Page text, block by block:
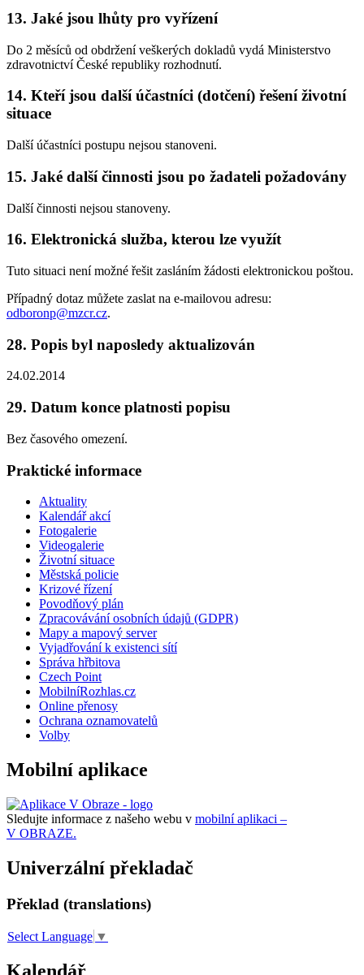
13. Jaké jsou lhůty pro vyřízení
Do 2 měsíců od obdržení veškerých dokladů vydá Ministerstvo
zdravotnictví České republiky rozhodnutí.
14. Kteří jsou další účastníci (dotčení) řešení životní
situace
Další účastníci postupu nejsou stanoveni.
15. Jaké další činnosti jsou po žadateli požadovány
Další činnosti nejsou stanoveny.
16. Elektronická služba, kterou lze využít
Tuto situaci není možné řešit zasláním žádosti elektronickou poštou.
Případný dotaz můžete zaslat na e-mailovou adresu:
odboronp@mzcr.cz.
28. Popis byl naposledy aktualizován
24.02.2014
29. Datum konce platnosti popisu
Bez časového omezení.
Praktické informace
Aktuality
Kalendář akcí
Fotogalerie
Videogalerie
Životní situace
Městská policie
Krizové řízení
Povodňový plán
Zpracovávání osobních údajů (GDPR)
Mapy a mapový server
Vyjadřování k existenci sítí
Správa hřbitova
Czech Point
MobilníRozhlas.cz
Online přenosy
Ochrana oznamovatelů
Volby
Mobilní aplikace
Sledujte informace z našeho webu v mobilní aplikaci –
V OBRAZE.
Univerzální překladač
Překlad (translations)
Select Language ▼